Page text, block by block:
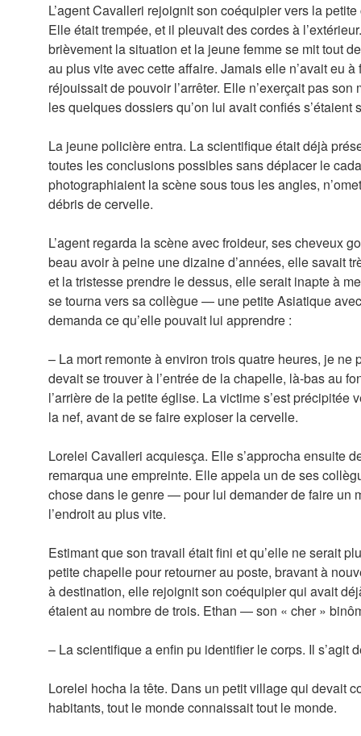
L’agent Cavalleri rejoignit son coéquipier vers la
Elle était trempée, et il pleuvait des cordes à
brièvement la situation et la jeune femme se mit tout
au plus vite avec cette affaire. Jamais elle n’avait eu
réjouissait de pouvoir l’arrêter. Elle n’exerçait pas
les quelques dossiers qu’on lui avait confiés s’étaient
La jeune policière entra. La scientifique était déjà
toutes les conclusions possibles sans déplacer le
photographiaient la scène sous tous les angles,
débris de cervelle.
L’agent regarda la scène avec froideur, ses cheveux
beau avoir à peine une dizaine d’années, elle savait
et la tristesse prendre le dessus, elle serait inapte à
se tourna vers sa collègue — une petite Asiatique
demanda ce qu’elle pouvait lui apprendre :
– La mort remonte à environ trois quatre heures, je ne
devait se trouver à l’entrée de la chapelle, là-bas au
l’arrière de la petite église. La victime s’est précipitée
la nef, avant de se faire exploser la cervelle.
Lorelei Cavalleri acquiesça. Elle s’approcha ensuite
remarqua une empreinte. Elle appela un de ses
chose dans le genre — pour lui demander de faire un
l’endroit au plus vite.
Estimant que son travail était fini et qu’elle ne serait
petite chapelle pour retourner au poste, bravant à
à destination, elle rejoignit son coéquipier qui avait
étaient au nombre de trois. Ethan — son « cher »
– La scientifique a enfin pu identifier le corps. Il s’agit
Lorelei hocha la tête. Dans un petit village qui devait
habitants, tout le monde connaissait tout le monde.